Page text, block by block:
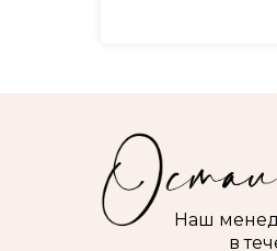
Наш
в